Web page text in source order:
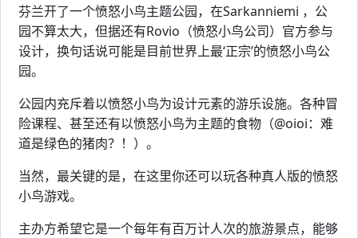
芬兰开了一个愤怒小鸟主题公园，在Sarkanniemi ，公
园不算太大，但据还有Rovio（愤怒小鸟公司）官方参与
设计，换句话说可能是目前世界上最‘正宗’的愤怒小鸟公
园。
公园内充斥着以愤怒小鸟为设计元素的游乐设施。各种冒
险课程、甚至还有以愤怒小鸟为主题的食物（@oioi：难
道是绿色的猪肉？！）。
当然，最关键的是，在这里你还可以玩各种真人版的愤怒
小鸟游戏。
主办方希望它是一个每年有百万计人次的旅游景点，能够